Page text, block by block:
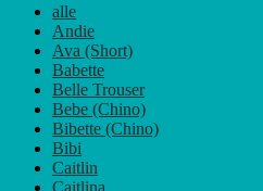
auf
der
Produktseite
alle
Andie
Ava (Short)
Babette
Belle Trouser
Bebe (Chino)
Bibette (Chino)
Bibi
Caitlin
Caitlina